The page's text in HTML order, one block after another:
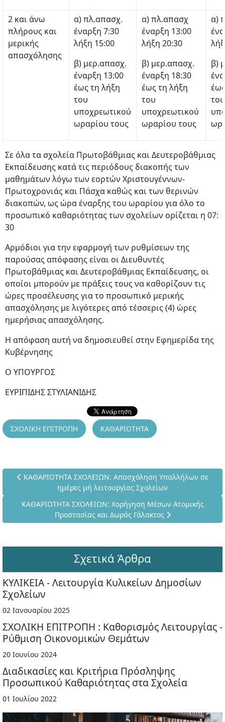
2 και άνω
πλήρους και
μερικής
απασχόλησης
α) πλ.απασχ.
έναρξη 7:30
λήξη 15:00
β) μερ.απασχ.
έναρξη 13:00
έως τη λήξη
του
υποχρεωτικού
ωραρίου τους
α) πλ.απασχ
έναρξη 13:00
λήξη 20:30
β) μερ.απασχ.
έναρξη 18:30
έως τη λήξη
του
υποχρεωτικού
ωραρίου τους
α)
β)
του
Σε όλα τα σχολεία Πρωτοβάθμιας και Δευτεροβάθμιας
Εκπαίδευσης κατά τις περιόδους διακοπής των
μαθημάτων λόγω των εορτών Χριστουγέννων-
Πρωτοχρονιάς και Πάσχα καθώς και των θερινών
διακοπών, ως ώρα έναρξης του ωραρίου για όλο το
προσωπικό καθαριότητας των σχολείων ορίζεται η 07:
30
Αρμόδιοι για την εφαρμογή των ρυθμίσεων της
παρούσας απόφασης είναι οι Διευθυντές
Πρωτοβάθμιας και Δευτεροβάθμιας Εκπαίδευσης, οι
οποίοι μπορούν με πράξεις τους να καθορίζουν τις
ώρες προσέλευσης για το προσωπικό μερικής
απασχόλησης με λιγότερες από τέσσερις (4) ώρες
ημερήσιας απασχόλησης.
Η απόφαση αυτή να δημοσιευθεί στην Εφημερίδα της
Κυβέρνησης
Ο ΥΠΟΥΡΓΟΣ
ΕΥΡΙΠΙΔΗΣ ΣΤΥΛΙΑΝΙΔΗΣ
ΣΧΟΛΙΚΗ ΕΠΙΤΡΟΠΗ ΚΑΘΑΡΙΟΤΗΤΑ
Προηγούμενο άρθρο: ΚΑΘΑΡΙΟΤΗΤΑ ΣΧΟΛΕΙΩΝ: Απασχόληση
ΚΑΘΑΡΙΟΤΗΤΑ ΣΧΟΛΕΙΩΝ: Απασχόληση Υπαλλήλων σε
ημέρες μή λειτουργίας Σχολείων
Επόμενο άρθρο: ΚΑΘΑΡΙΟΤΗΤΑ ΣΧΟΛΕΙΩΝ: Χορήγηση Μέσων
ΚΑΘΑΡΙΟΤΗΤΑ ΣΧΟΛΕΙΩΝ: Χορήγηση Μέσων Ατομικής
Προστασίας και Δωράς Γάλακτος
Σχετικά Άρθρα
ΚΥΛΙΚΕΙΑ - Λειτουργία Κυλικείων Δημοσίων
Σχολείων
02 Ιανουαρίου 2025
ΣΧΟΛΙΚΗ ΕΠΙΤΡΟΠΗ : Καθορισμός Λειτουργίας -
Ρύθμιση Οικονομικών Θεμάτων
20 Ιουνίου 2024
Διαδικασίες και Κριτήρια Πρόσληψης
Προσωπικού Καθαριότητας στα Σχολεία
01 Ιουλίου 2022